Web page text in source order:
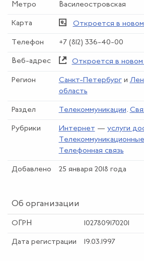
Метро Василеостровская
Карта Откроется в
Телефон +7 (812) 336-40-00
Веб-адрес Откроется в новом
Регион Санкт-Петербурги
область
Раздел Телекоммуникации.
Рубрики Интернет — услуги
Телекоммуникационные
Телефонная связь
Добавлено 25 января 2018 года
Об организации
ОГРН 1027809170201
Дата регистрации 19.03.1997